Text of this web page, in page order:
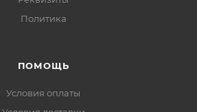
Политика
ПОМОЩЬ
Условия оплаты